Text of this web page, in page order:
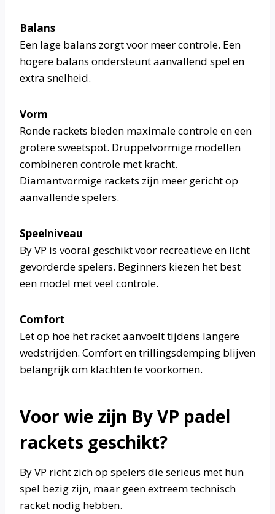
Balans
Een lage balans zorgt voor meer controle. Een
hogere balans ondersteunt aanvallend spel en
extra snelheid.
Vorm
Ronde rackets bieden maximale controle en een
grotere sweetspot. Druppelvormige modellen
combineren controle met kracht.
Diamantvormige rackets zijn meer gericht op
aanvallende spelers.
Speelniveau
By VP is vooral geschikt voor recreatieve en licht
gevorderde spelers. Beginners kiezen het best
een model met veel controle.
Comfort
Let op hoe het racket aanvoelt tijdens langere
wedstrijden. Comfort en trillingsdemping blijven
belangrijk om klachten te voorkomen.
Voor wie zijn By VP padel
rackets geschikt?
By VP richt zich op spelers die serieus met hun
spel bezig zijn, maar geen extreem technisch
racket nodig hebben.